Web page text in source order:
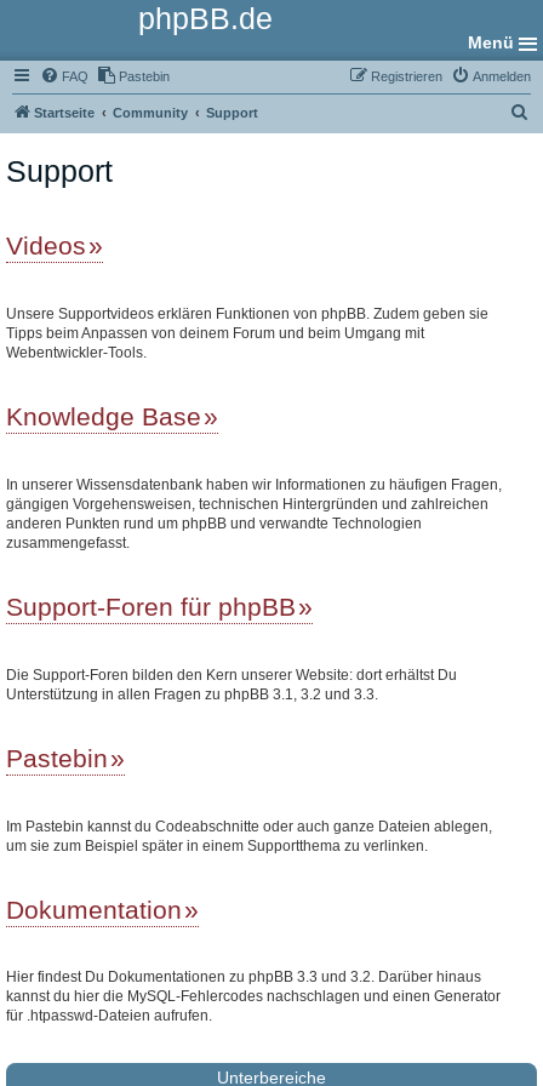
phpBB.de
Menü
FAQ Pastebin Anmelden
Registrieren
Startseite Community Support
Support
Videos
Unsere Supportvideos erklären Funktionen von phpBB. Zudem geben sie
Tipps beim Anpassen von deinem Forum und beim Umgang mit
Webentwickler-Tools.
Knowledge Base
In unserer Wissensdatenbank haben wir Informationen zu häufigen Fragen,
gängigen Vorgehensweisen, technischen Hintergründen und zahlreichen
anderen Punkten rund um phpBB und verwandte Technologien
zusammengefasst.
Support-Foren für phpBB
Die Support-Foren bilden den Kern unserer Website: dort erhältst Du
Unterstützung in allen Fragen zu phpBB 3.1, 3.2 und 3.3.
Pastebin
Im Pastebin kannst du Codeabschnitte oder auch ganze Dateien ablegen,
um sie zum Beispiel später in einem Supportthema zu verlinken.
Dokumentation
Hier findest Du Dokumentationen zu phpBB 3.3 und 3.2. Darüber hinaus
kannst du hier die MySQL-Fehlercodes nachschlagen und einen Generator
für .htpasswd-Dateien aufrufen.
Unterbereiche